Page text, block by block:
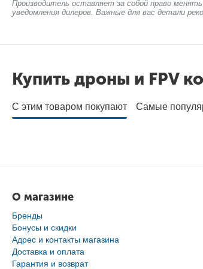
Производитель оставляет за собой право
уведомления дилеров. Важные для вас детали
Купить дроны и FPV
С этим товаром покупают Самые
О магазине
Бренды
Бонусы и скидки
Адрес и контакты магазина
Доставка и оплата
Гарантия и возврат